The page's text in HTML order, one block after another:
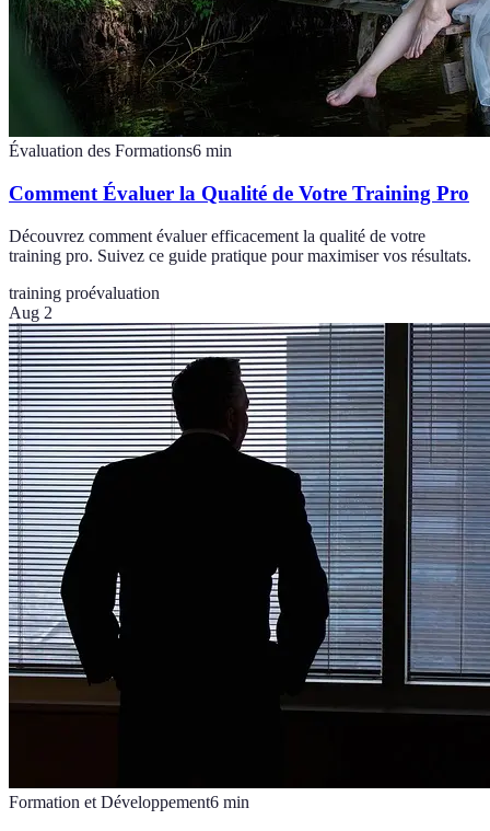
Évaluation des Formations6 min
Comment Évaluer la Qualité de Votre Training Pro
Découvrez comment évaluer efficacement la qualité de votre
training pro. Suivez ce guide pratique pour maximiser vos résultats.
training proévaluation
Aug 2
Formation et Développement6 min